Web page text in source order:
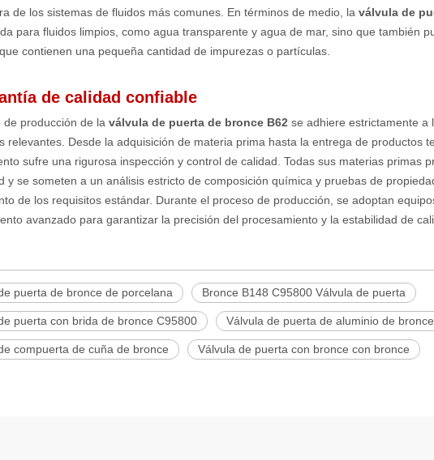
de los sistemas de fluidos más comunes. En términos de medio, la válvula de
para fluidos limpios, como agua transparente y agua de mar, sino que también
contienen una pequeña cantidad de impurezas o partículas.
de calidad confiable
de producción de la válvula de puerta de bronce B62 se adhiere estrictamente a
relevantes. Desde la adquisición de materia prima hasta la entrega de productos
sufre una rigurosa inspección y control de calidad. Todas sus materias primas
y se someten a un análisis estricto de composición química y pruebas de
de los requisitos estándar. Durante el proceso de producción, se adoptan
avanzado para garantizar la precisión del procesamiento y la estabilidad de
puerta de bronce de porcelana Bronce B148 C95800 Válvula de puerta
puerta con brida de bronce C95800 Válvula de puerta de aluminio de
compuerta de cuña de bronce Válvula de puerta con bronce con bronce